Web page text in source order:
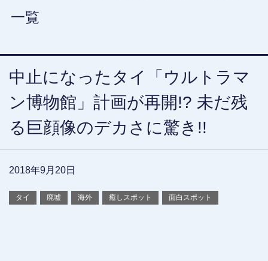
一覧
中止になったタイ「ウルトラマ
ン博物館」計画が再開!? 未だ残
る巨顔像のデカさに驚き!!
2018年9月20日
タイ 廃墟 海外 癒しスポット 面白スポット